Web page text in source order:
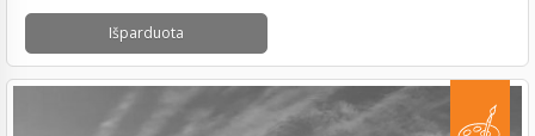
Išparduota